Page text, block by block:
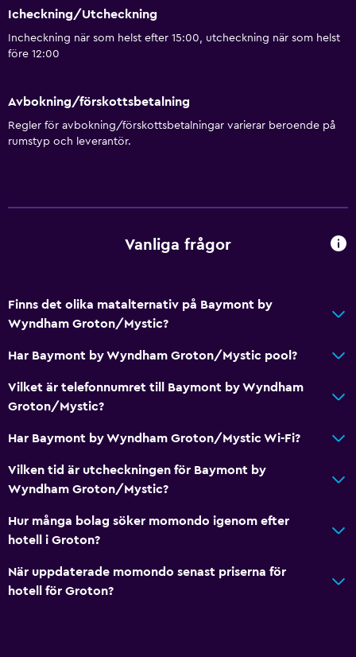
Icheckning/Utcheckning
Incheckning när som helst efter 15:00, utcheckning när som helst
före 12:00
Avbokning/förskottsbetalning
Regler för avbokning/förskottsbetalningar varierar beroende på
rumstyp och leverantör.
Vanliga frågor
Finns det olika matalternativ på Baymont by
Wyndham Groton/Mystic?
Har Baymont by Wyndham Groton/Mystic pool?
Vilket är telefonnumret till Baymont by Wyndham
Groton/Mystic?
Har Baymont by Wyndham Groton/Mystic Wi-Fi?
Vilken tid är utcheckningen för Baymont by
Wyndham Groton/Mystic?
Hur många bolag söker momondo igenom efter
hotell i Groton?
När uppdaterade momondo senast priserna för
hotell för Groton?